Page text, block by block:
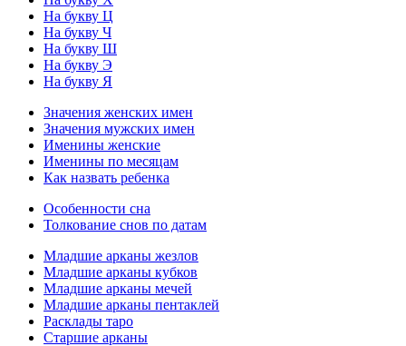
На букву Ц
На букву Ч
На букву Ш
На букву Э
На букву Я
Значения женских имен
Значения мужских имен
Именины женские
Именины по месяцам
Как назвать ребенка
Особенности сна
Толкование снов по датам
Младшие арканы жезлов
Младшие арканы кубков
Младшие арканы мечей
Младшие арканы пентаклей
Расклады таро
Старшие арканы